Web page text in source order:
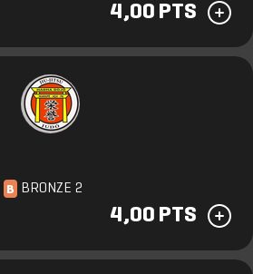
4,00 PTS
B BRONZE 2
4,00 PTS